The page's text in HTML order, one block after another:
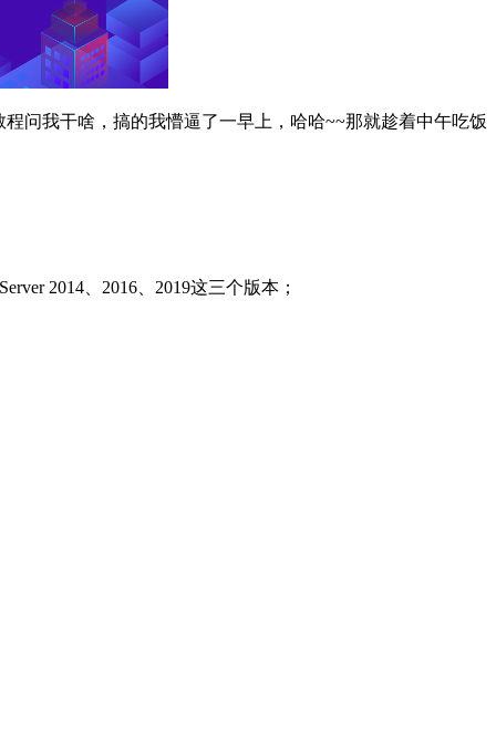
问我干啥，搞的我懵逼了一早上，哈哈~~那就趁着中午吃饭
2014、2016、2019这三个版本；